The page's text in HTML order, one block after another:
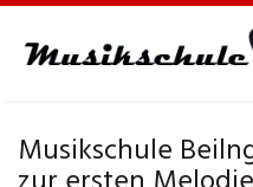
Musikschule